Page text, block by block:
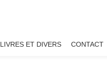
LIVRES ET DIVERS CONTACT